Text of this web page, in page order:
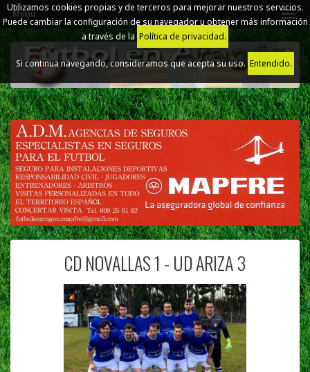
Utilizamos cookies propias y de terceros para mejorar nuestros servicios.
Puede cambiar la configuración de su navegador u obtener más información
a través de la Política de privacidad.
Si continua navegando, consideramos que acepta su uso.Entendido.
Menú
CD NOVALLAS 1 - UD ARIZA 3